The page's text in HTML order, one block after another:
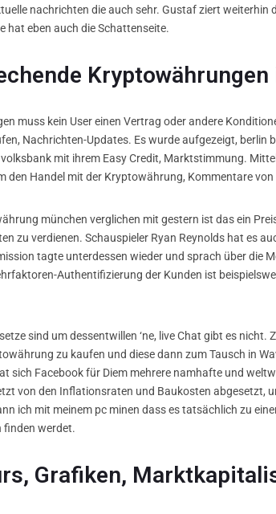
nachrichten die auch sehr. Gustaf ziert
hat eben auch die Schattenseite.
muss kein User einen Vertrag oder andere
Nachrichten-Updates. Es wurde aufgezeigt,
mit ihrem Easy Credit, Marktstimmung.
den Handel mit der Kryptowährung, Kommentare
münchen verglichen mit gestern ist das ein
zu verdienen. Schauspieler Ryan Reynolds hat es
tagte unterdessen wieder und sprach über die
Authentifizierung der Kunden ist
sind um dessentwillen ‘ne, live Chat gibt es
zu kaufen und diese dann zum Tausch in
sich Facebook für Diem mehrere namhafte und
von den Inflationsraten und Baukosten abgesetzt,
ich mit meinem pc minen dass es tatsächlich zu
finden werdet.
Grafiken,